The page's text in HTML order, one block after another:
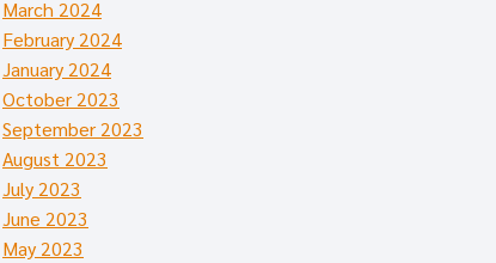
March 2024
February 2024
January 2024
October 2023
September 2023
August 2023
July 2023
June 2023
May 2023